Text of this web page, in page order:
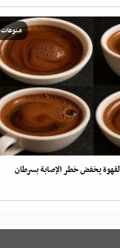
منوعات
يخفض خطر الإصابة بسرطان